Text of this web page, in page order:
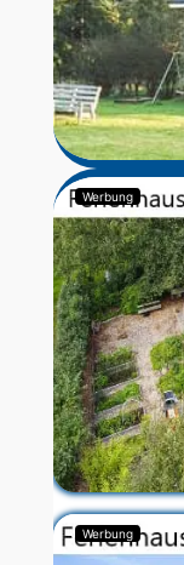
Werbung
Werbung